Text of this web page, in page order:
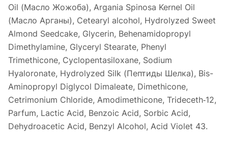
Oil (Масло Жожоба), Argania Spinosa Kernel Oil
(Масло Арганы), Cetearyl alcohol, Hydrolyzed Sweet
Almond Seedcake, Glycerin, Behenamidopropyl
Dimethylamine, Glyceryl Stearate, Phenyl
Trimethicone, Cyclopentasiloxane, Sodium
Hyaloronate, Hydrolyzed Silk (Пептиды Шелка), Bis-
Aminopropyl Diglycol Dimaleate, Dimethicone,
Cetrimonium Chloride, Amodimethicone, Trideceth‐12,
Parfum, Lactic Acid, Benzoic Acid, Sorbic Acid,
Dehydroacetic Acid, Benzyl Alcohol, Acid Violet 43.